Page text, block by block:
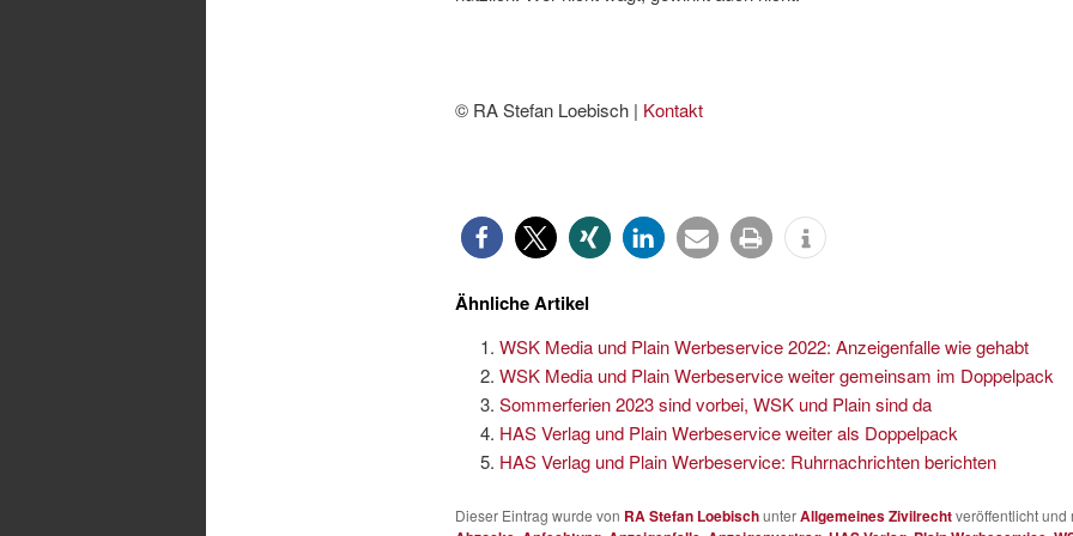
© RA Stefan Loebisch | Kontakt
Ähnliche Artikel
WSK Media und Plain Werbeservice 2022: Anzeigenfalle wie gehabt
WSK Media und Plain Werbeservice weiter gemeinsam im Doppelpack
Sommerferien 2023 sind vorbei, WSK und Plain sind da
HAS Verlag und Plain Werbeservice weiter als Doppelpack
HAS Verlag und Plain Werbeservice: Ruhrnachrichten berichten
Dieser Eintrag wurde von RA Stefan LoebischunterAllgemeines Zivilrechtveröffentlicht und